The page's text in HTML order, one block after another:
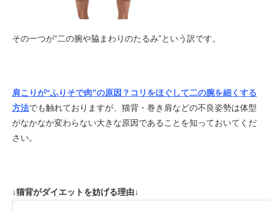
その一つが“二の腕や脇まわりのたるみ”という訳です。
肩こりが“ふりそで肉”の原因？コリをほぐして二の腕を細くする
方法でも触れておりますが、猫背・巻き肩などの不良姿勢は体型
がなかなか変わらない大きな原因であることを知っておいてくだ
さい。
↓猫背がダイエットを妨げる理由↓